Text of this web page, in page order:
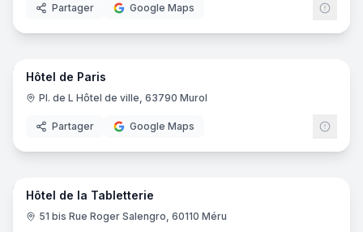
Partager Google Maps
10
Hôtel de Paris
Pl. de L Hôtel de ville, 63790 Murol
Partager Google Maps
16
Hôtel de la Tabletterie
51 bis Rue Roger Salengro, 60110 Méru